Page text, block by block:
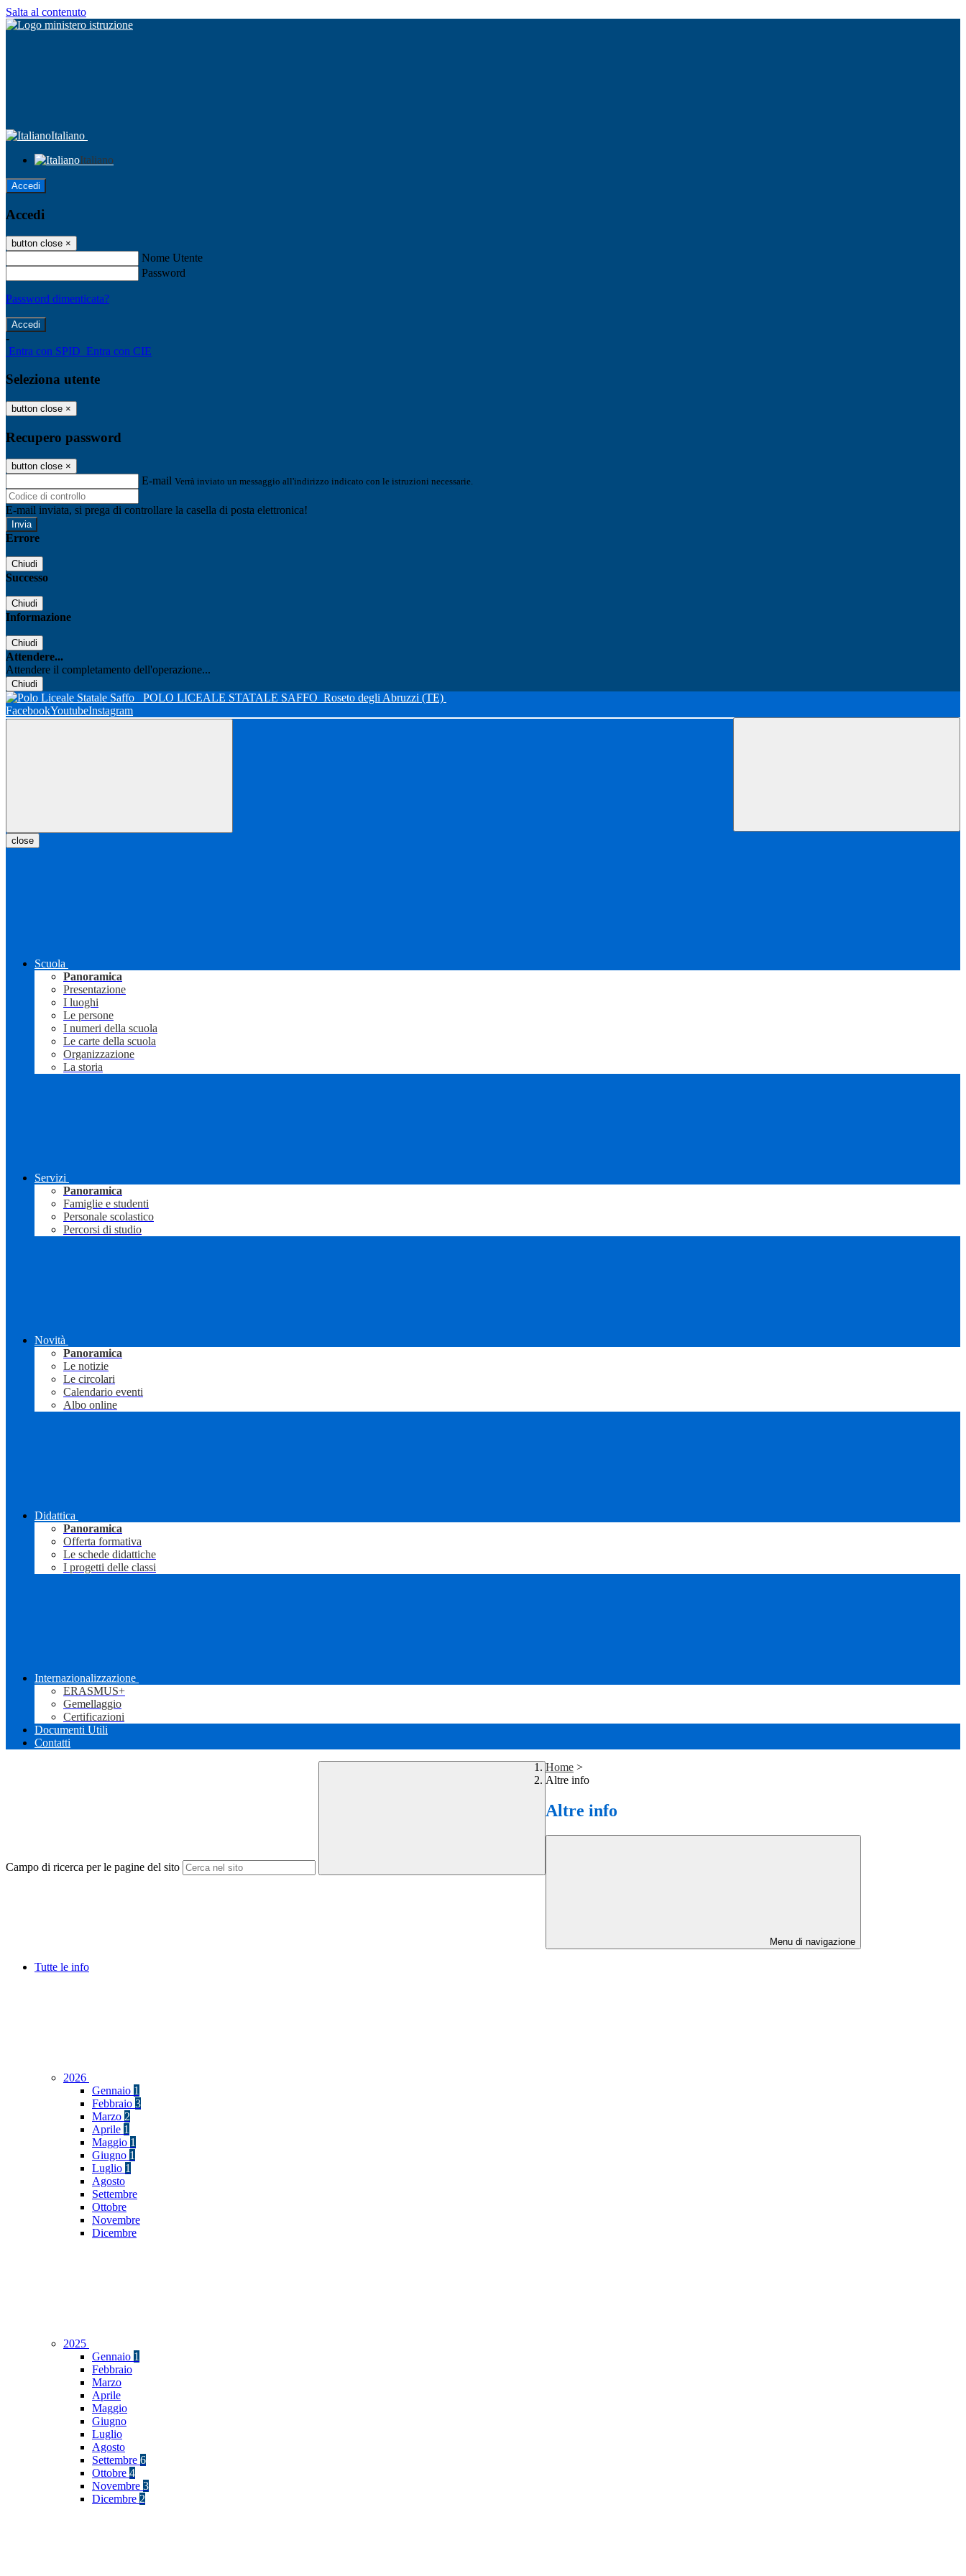
Salta al contenuto
Italiano
Italiano
Accedi
Accedi
button close ×
Nome Utente
Password
Password dimenticata?
-
Entra con SPID Entra con CIE
Seleziona utente
button close ×
Recupero password
button close ×
E-mail Verrà inviato un messaggio all'indirizzo indicato con le istruzioni necessarie.
E-mail inviata, si prega di controllare la casella di posta elettronica!
Errore
Chiudi
Successo
Chiudi
Informazione
Chiudi
Attendere...
Attendere il completamento dell'operazione...
Chiudi
POLO LICEALE STATALE SAFFO Roseto degli Abruzzi (TE)
FacebookYoutubeInstagram
close
Scuola
Panoramica
Presentazione
I luoghi
Le persone
I numeri della scuola
Le carte della scuola
Organizzazione
La storia
Servizi
Panoramica
Famiglie e studenti
Personale scolastico
Percorsi di studio
Novità
Panoramica
Le notizie
Le circolari
Calendario eventi
Albo online
Didattica
Panoramica
Offerta formativa
Le schede didattiche
I progetti delle classi
Internazionalizzazione
ERASMUS+
Gemellaggio
Certificazioni
Documenti Utili
Contatti
Campo di ricerca per le pagine del sito
Home >
Altre info
Altre info
Menu di navigazione
Tutte le info
2026
Gennaio 1
Febbraio 3
Marzo 2
Aprile 1
Maggio 1
Giugno 1
Luglio 1
Agosto
Settembre
Ottobre
Novembre
Dicembre
2025
Gennaio 1
Febbraio
Marzo
Aprile
Maggio
Giugno
Luglio
Agosto
Settembre 6
Ottobre 4
Novembre 3
Dicembre 2